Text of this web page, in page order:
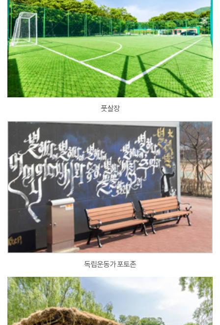
풋살장
독립운동가 포토존